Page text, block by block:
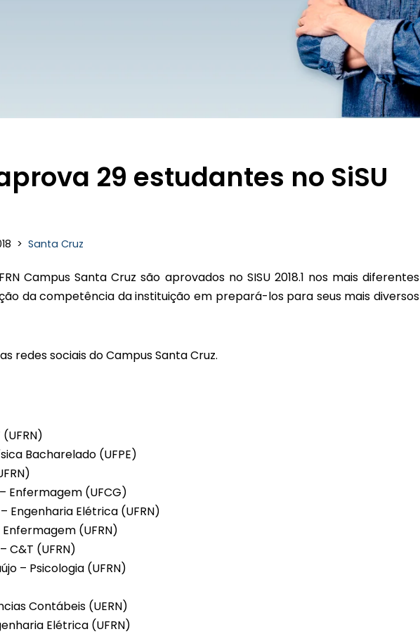
29 estudantes no SiSU
Santa Cruz
Campus Santa Cruz são aprovados no SISU 2018.1 nos mais diferentes
da competência da instituição em prepará-los para seus mais diversos
redes sociais do Campus Santa Cruz.
Bacharelado (UFPE)
Enfermagem (UFCG)
Engenharia Elétrica (UFRN)
(UFRN)
C&T (UFRN)
– Psicologia (UFRN)
Contábeis (UERN)
Elétrica (UFRN)